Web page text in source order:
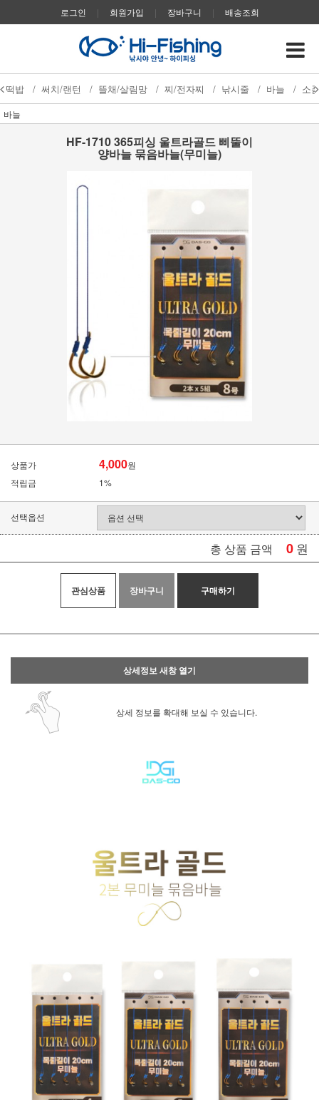
로그인 | 회원가입 | 장바구니 | 배송조회
떡밥 / 써치/랜턴 / 뜰채/살림망 / 찌/전자찌 / 낚시줄 / 바늘 / 소
바늘
HF-1710 365피싱 울트라골드 삐뚤이
양바늘 묶음바늘(무미늘)
상품가 4,000원
적립금
1%
선택옵션
총 상품 금액 0 원
관심상품 장바구니 구매하기
상세정보 새창 열기
상세 정보를 확대해 보실 수 있습니다.